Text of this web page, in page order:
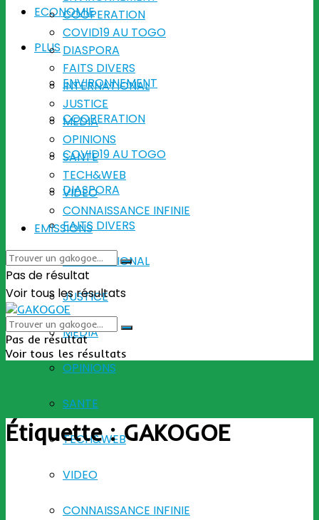
ECONOMIE
PLUS
ENVIRONNEMENT
COOPERATION
COVID19 AU TOGO
DIASPORA
FAITS DIVERS
INTERNATIONAL
JUSTICE
MEDIA
OPINIONS
SANTE
TECH&WEB
VIDEO
CONNAISSANCE INFINIE
COOPERATION
COVID19 AU TOGO
DIASPORA
FAITS DIVERS
INTERNATIONAL
JUSTICE
MEDIA
OPINIONS
SANTE
TECH&WEB
VIDEO
CONNAISSANCE INFINIE
EMISSIONS
Pas de résultat
Voir tous les résultats
Pas de résultat
Voir tous les résultats
Étiquette :GAKOGOE